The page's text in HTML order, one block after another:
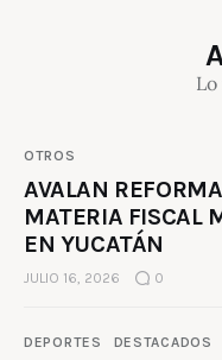
OTROS
AVALAN
MATERIA FISCAL
EN YUCATÁN
JULIO 16, 2026 0
DEPORTES DESTACADOS